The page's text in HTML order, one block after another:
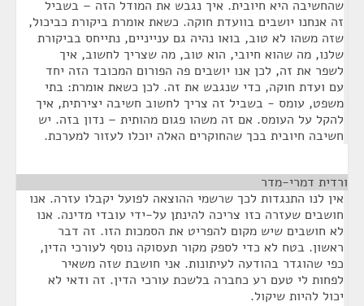
שהחשיבה היא חיובית. איך נגבש את המודל הזה – בשביל
זה אנחנו יושבים בוועדת חוקה. כשאת אומרת ביקורת כביכול,
שזה משהו לא טוב, בואו נהיה גם ענייניים, נתייחס בביקורת
שלנו, מה שהוא חיובי, הוא טוב, מה שצריך לחשוב, איך
לשפר את זה, לכן אנו יושבים פה הפורום המכובד הזה יחד
עם ועדת חוקה, כדי שנגבש את זה. לכן כשאת אומרת: בתי
משפט, עומס - בשביל זה צריך לחשוב חשיבה יצירתית, איך
להקל על העומס. אם זה משהו פגום מהותית – נדון בזה. יש
חשיבה חיובית בכך שהחוקרים האלה יוכלו לעזור למערכת.
ורדית דמרי-מדר
אין לנו התנגדות לכך שרשמי ההוצאה לפועל יקבלו עזרה. אנו
חושבים שעזרה כזו צריכה להינתן על-ידי עובדי מדינה. אנו
לא חושבים שיש מקום להפריט את הסמכות הזו. זה דבר
ראשון. בטח לא כדי לספק מקור תעסוקה נוסף לעורכי הדין,
כפי שהוגדר בהודעה לעיתונות. אני חושבת שזה משאיר
לפחות לי טעם רע כחברה בלשכת עורכי הדין. זה ודאי לא
יכול להיות שיקול.